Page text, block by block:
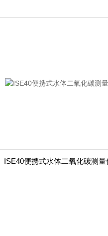
ISE40便携式水体二氧化碳测量